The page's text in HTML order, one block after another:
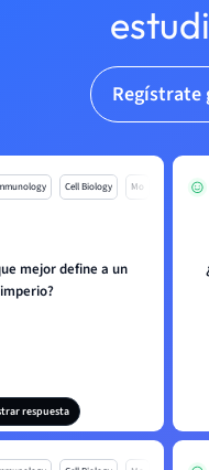
Regístrate
Cell Biology Mo
mejor define a un
imperio?
respuesta